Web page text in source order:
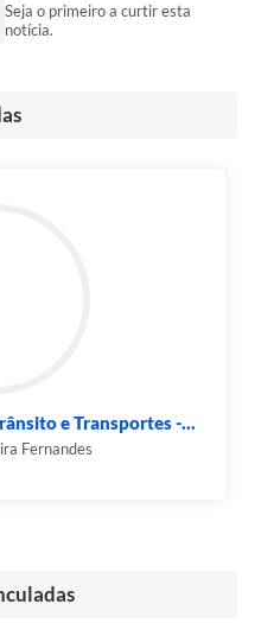
Seja o primeiro a curtir esta
notícia.
e Transportes -...
Fernandes